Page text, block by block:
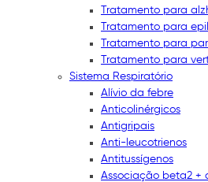
Tratamento para
Tratamento para
Tratamento para
Tratamento para
Sistema Respiratório
Alívio da febre
Anticolinérgicos
Antigripais
Anti-leucotrienos
Antitussígenos
Associação beta2 +